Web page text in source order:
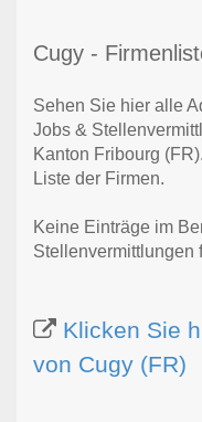
Cugy -
Sehen Sie hier alle
Jobs &
Kanton Fribourg
Liste der Firmen.
Keine Einträge im
Stellenvermittlungen
Klicken Sie
von Cugy (FR)